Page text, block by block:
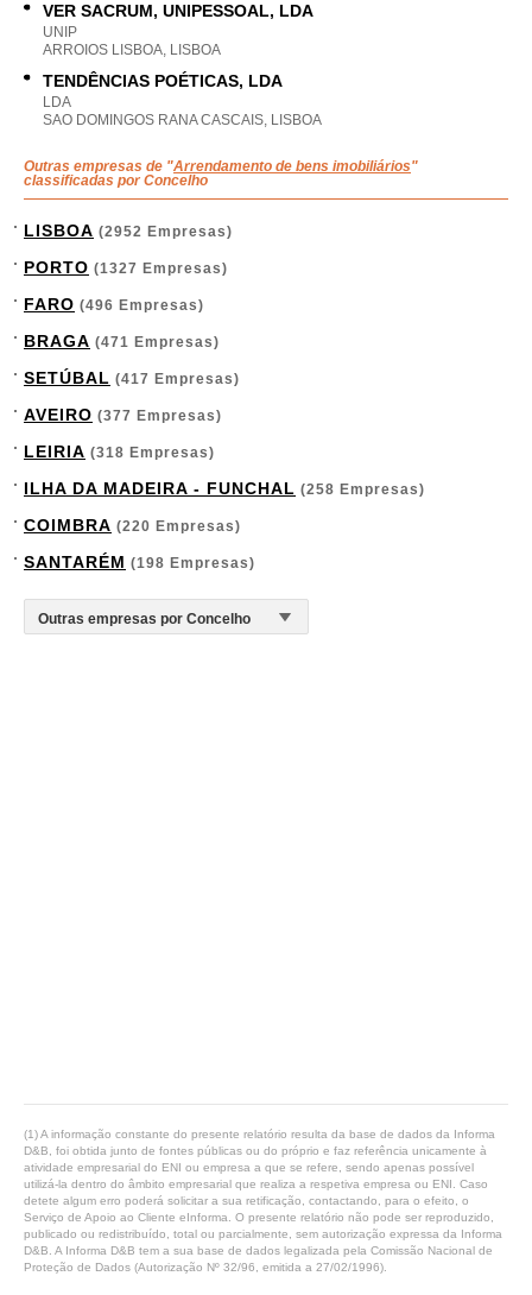
VER SACRUM, UNIPESSOAL, LDA
UNIP
ARROIOS LISBOA, LISBOA
TENDÊNCIAS POÉTICAS, LDA
LDA
SAO DOMINGOS RANA CASCAIS, LISBOA
Outras empresas de "Arrendamento de bens imobiliários"
classificadas por Concelho
LISBOA (2952 Empresas)
PORTO (1327 Empresas)
FARO (496 Empresas)
BRAGA (471 Empresas)
SETÚBAL (417 Empresas)
AVEIRO (377 Empresas)
LEIRIA (318 Empresas)
ILHA DA MADEIRA - FUNCHAL (258 Empresas)
COIMBRA (220 Empresas)
SANTARÉM (198 Empresas)
(1) A informação constante do presente relatório resulta da base de dados da Informa
D&B, foi obtida junto de fontes públicas ou do próprio e faz referência unicamente à
atividade empresarial do ENI ou empresa a que se refere, sendo apenas possível
utilizá-la dentro do âmbito empresarial que realiza a respetiva empresa ou ENI. Caso
detete algum erro poderá solicitar a sua retificação, contactando, para o efeito, o
Serviço de Apoio ao Cliente eInforma. O presente relatório não pode ser reproduzido,
publicado ou redistribuído, total ou parcialmente, sem autorização expressa da Informa
D&B. A Informa D&B tem a sua base de dados legalizada pela Comissão Nacional de
Proteção de Dados (Autorização Nº 32/96, emitida a 27/02/1996).